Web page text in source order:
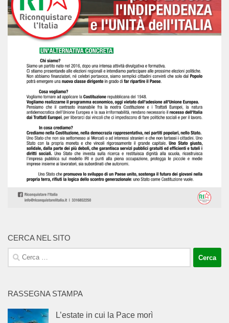
CERCA NEL SITO
Ricerca
per:
RASSEGNA STAMPA
L’estate in cui la Pace morì